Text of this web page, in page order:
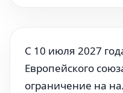
С 10 июля 2027
Европейского
ограничение на